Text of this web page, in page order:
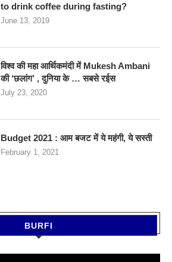
to drink coffee during fasting?
June 13, 2019
विश्व की महा आर्थिकमंदी में Mukesh Ambani
की ‘छलांग’ , दुनिया के … सबसे रईस
July 23, 2020
Budget 2021 : आम बजट में ये महंगी, ये सस्‍ती
February 1, 2021
BURFI